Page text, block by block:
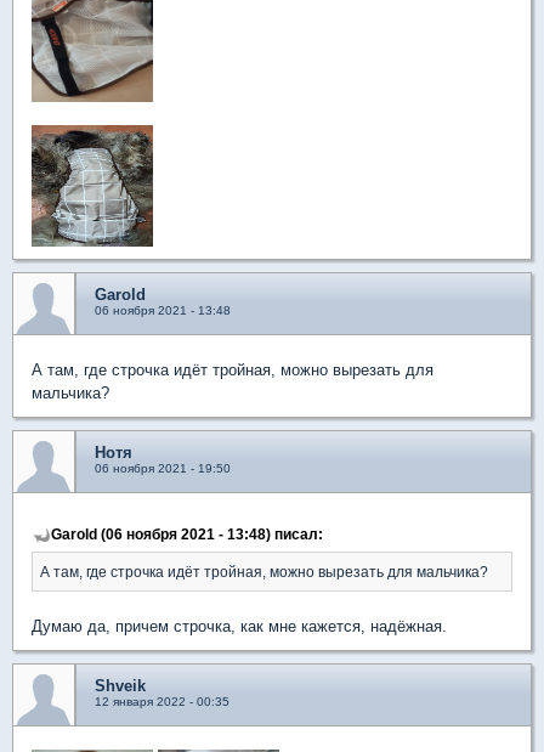
Garold
06 ноября 2021 - 13:48
А там, где строчка идёт тройная, можно вырезать для
мальчика?
Нотя
06 ноября 2021 - 19:50
Garold (06 ноября 2021 - 13:48) писал:
А там, где строчка идёт тройная, можно вырезать для мальчика?
Думаю да, причем строчка, как мне кажется, надёжная.
Shveik
12 января 2022 - 00:35